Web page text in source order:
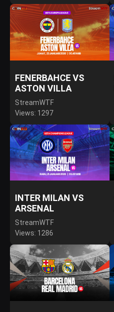
FENERBAHCE VS
ASTON VILLA
StreamWTF
Views: 1297
INTER MILAN VS
ARSENAL
StreamWTF
Views: 1286